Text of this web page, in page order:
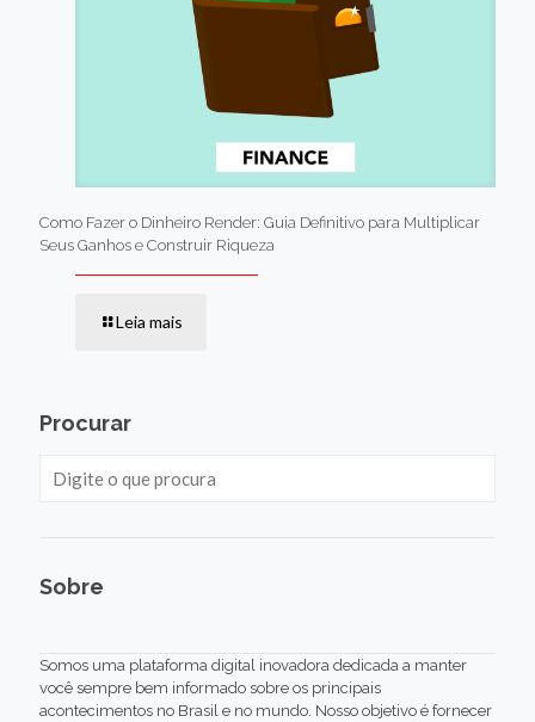
Como Fazer o Dinheiro Render: Guia Definitivo para Multiplicar
Seus Ganhos e Construir Riqueza
Leia mais
Procurar
Sobre
Somos uma plataforma digital inovadora dedicada a manter
você sempre bem informado sobre os principais
acontecimentos no Brasil e no mundo. Nosso objetivo é fornecer